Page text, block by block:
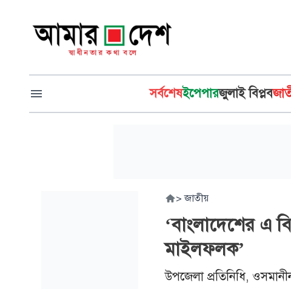
সর্বশেষইপেপারজুলাই বিপ্লব
> জাতীয়
‘বাংলাদেশের এ
মাইলফলক’
উপজেলা প্রতিনিধি,